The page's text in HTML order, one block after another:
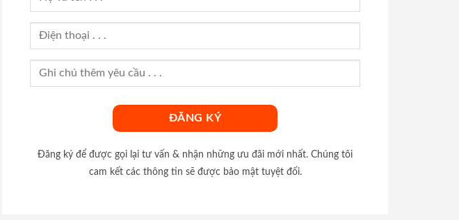
Đăng ký để được gọi lại tư vấn & nhận những ưu đãi mới nhất. Chúng tôi
cam kết các thông tin sẽ được bảo mật tuyệt đối.